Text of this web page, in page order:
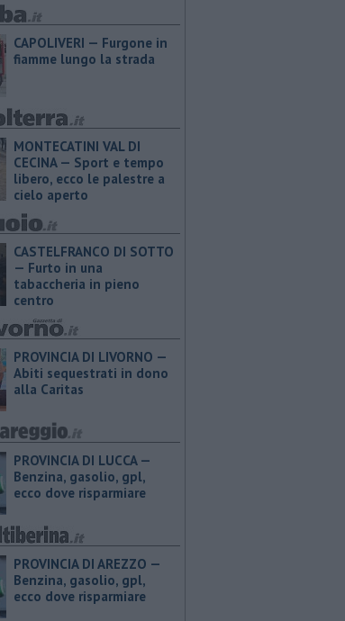
CAPOLIVERI — Furgone in
fiamme lungo la strada
MONTECATINI VAL DI
CECINA — Sport e tempo
libero, ecco le palestre a
cielo aperto
CASTELFRANCO DI SOTTO
— Furto in una
tabaccheria in pieno
centro
PROVINCIA DI LIVORNO —
Abiti sequestrati in dono
alla Caritas
PROVINCIA DI LUCCA — ​
Benzina, gasolio, gpl,
ecco dove risparmiare
PROVINCIA DI AREZZO — ​
Benzina, gasolio, gpl,
ecco dove risparmiare